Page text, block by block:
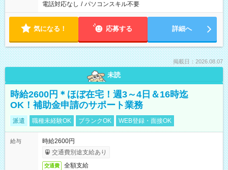
電話対応なし / パソコンスキル不要
気になる！ 応募する 詳細へ
掲載日：2026.08.07
未読
時給2600円＊ほぼ在宅！週3～4日＆16時迄
OK！補助金申請のサポート業務
派遣 職種未経験OK ブランクOK WEB登録・面接OK
給与
時給2600円
交通費別途支給あり
交通費 全額支給